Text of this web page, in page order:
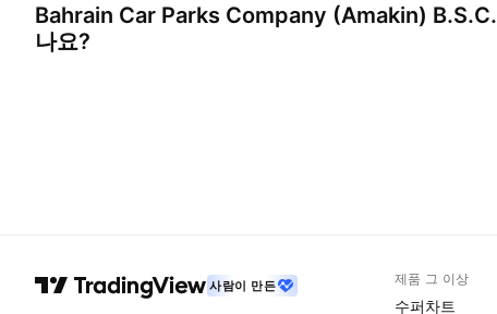
Bahrain Car Parks Company (Amakin) B.S.C.
나요?
사람이 만든 제품 그 이상
수퍼차트